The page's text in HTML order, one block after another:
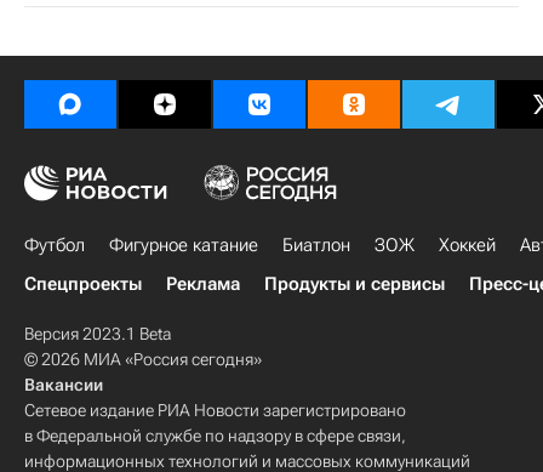
Футбол Фигурное катание Биатлон ЗОЖ Хоккей
Спецпроекты
Реклама Продукты и сервисы Пресс-
Версия 2023.1 Beta
© 2026 МИА «Россия сегодня»
Вакансии
Сетевое издание РИА Новости зарегистрировано
в Федеральной службе по надзору в сфере связи,
информационных технологий и массовых коммуникаций